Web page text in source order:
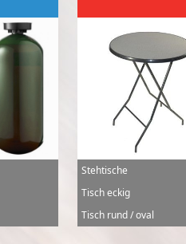
Stehtische
Tisch eckig
Tisch rund / oval